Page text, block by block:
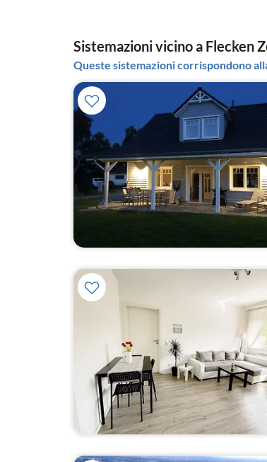
Sistemazioni vicino a Flecken
Queste sistemazioni corrispondono